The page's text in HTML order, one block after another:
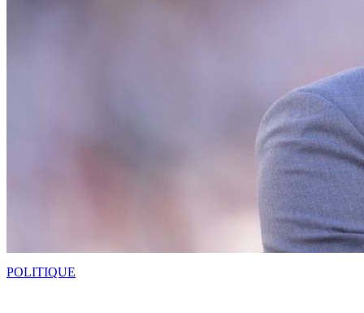
POLITIQUE